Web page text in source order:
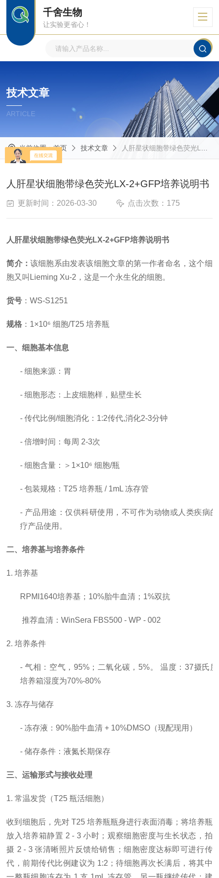
千舍生物
让实验更省心！
技术文章
ARTICLE
当前位置：首页 技术文章 人肝星状细胞带绿色荧光LX-2+GFP培养说明书
人肝星状细胞带绿色荧光LX-2+GFP培养说明书
更新时间：2026-03-30 点击次数：175
人肝星状细胞带绿色荧光LX-2+GFP培养说明书
简介：该细胞系由发表该细胞文章的第一作者命名，这个细
胞又叫 Lieming Xu-2，这是一个永生化的细胞。
货号 ：WS-S1251
规格 ： 1×10⁶ 细胞/T25 培养瓶
一、细胞基本信息
- 细胞来源：胃
- 细胞形态：上皮细胞样，贴壁生长
-传代比例/细胞消化 ： 1:2传代,消化2-3分钟
-倍增时间 ：每周 2-3次
- 细胞含量：＞1×10⁶ 细胞/瓶
- 包装规格：T25 培养瓶 / 1mL 冻存管
- 产品用途：仅供科研使用， 不可作为动物或人类疾病
疗产品使用。
二、培养基与培养条件
1. 培养基
RPMI1640培养基；10%胎牛血清；1%双抗
推荐血清：WinSera FBS500 - WP - 002
2. 培养条件
- 气相：空气，95%；二氧化碳，5%。 温度：37摄氏
培养箱湿度为70%-80%
3. 冻存与储存
- 冻存液：90%胎牛血清 + 10%DMSO（现配现用）
- 储存条件：液氮长期保存
三、运输形式与接收处理
1. 常温发货（T25 瓶活细胞）
收到细胞后，先对 T25 培养瓶瓶身进行表面消毒；将培养瓶
放入培养箱静置 2 - 3 小时；观察细胞密度与生长状态，拍
摄 2 - 3 张清晰照片反馈给销售；细胞密度达标即可进行传
代，前期传代比例建议为 1:2；待细胞再次长满后，将其中